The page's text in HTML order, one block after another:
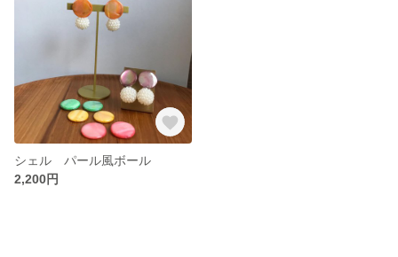
シェル パール風ボール
2,200円